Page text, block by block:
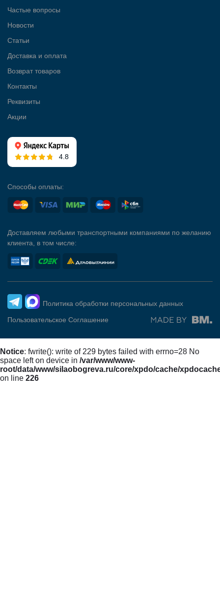
Частые вопросы
Новости
Статьи
Доставка и оплата
Возврат товаров
Контакты
Реквизиты
Акции
4.8
Способы оплаты:
Доставляем любыми транспортными компаниями по желанию
клиента, в том числе:
Политика обработки персональных данных
Пользовательское Соглашение
Notice: fwrite(): write of 229 bytes failed with errno=28 No
space left on device in /var/www/www-
root/data/www/silaobogreva.ru/core/xpdo/cache/
on line 226